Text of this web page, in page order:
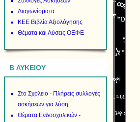
Διαγωνίσματα
ΚΕΕ Βιβλία Αξιολόγησης
Θέματα και Λύσεις ΟΕΦΕ
B ΛΥΚΕΙΟΥ
Στο Σχολείο - Πλήρεις συλλογές
ασκήσεων για λύση
Θέματα Ενδοσχολικών -